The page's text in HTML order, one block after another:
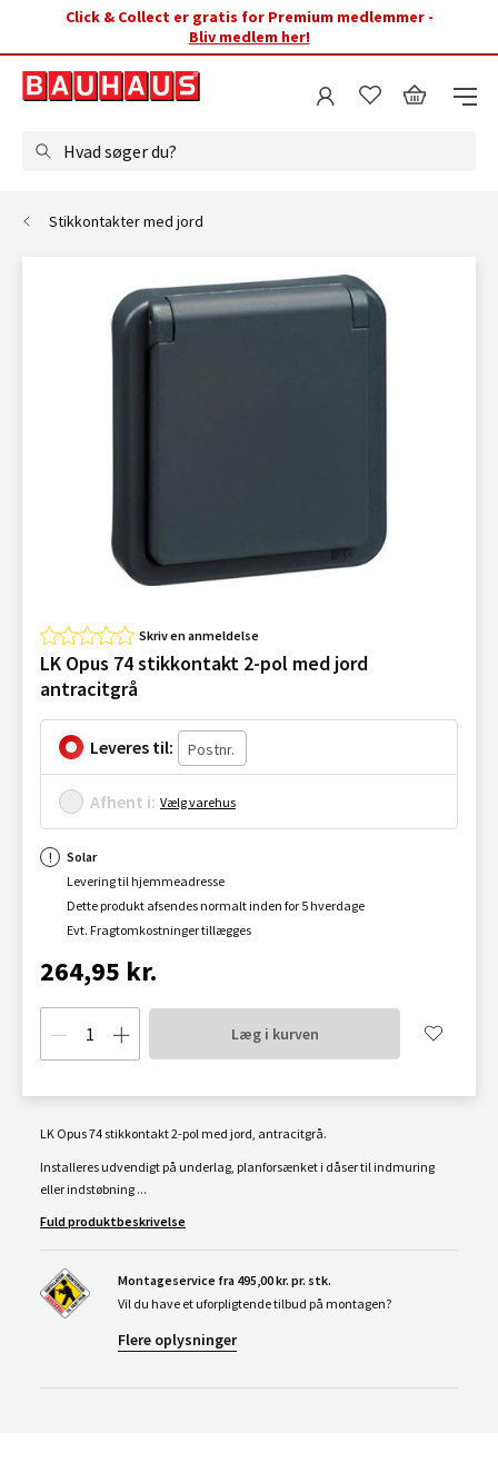
Click & Collect er gratis for Premium medlemmer -
Bliv medlem her!
Hvad søger du?
Stikkontakter med jord
Skriv en anmeldelse
LK Opus 74 stikkontakt 2-pol med jord
antracitgrå
Leveres til:
Afhent i: Vælg varehus
Solar
Levering til hjemmeadresse
Dette produkt afsendes normalt inden for 5 hverdage
Evt. Fragtomkostninger tillægges
264,95 kr.
Læg i kurven
LK Opus 74 stikkontakt 2-pol med jord, antracitgrå.
Installeres udvendigt på underlag, planforsænket i dåser til indmuring
eller indstøbning ...
Fuld produktbeskrivelse
Montageservice fra 495,00 kr. pr. stk.
Vil du have et uforpligtende tilbud på montagen?
Flere oplysninger